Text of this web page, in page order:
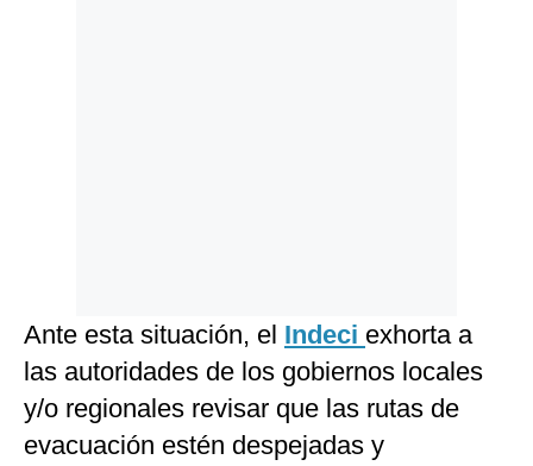
Ante esta situación, el Indeci exhorta a
las autoridades de los gobiernos locales
y/o regionales revisar que las rutas de
evacuación estén despejadas y